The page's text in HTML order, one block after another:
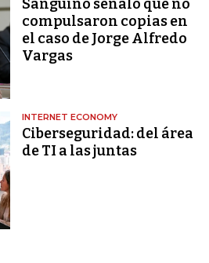
Sanguino señaló que no
compulsaron copias en
el caso de Jorge Alfredo
Vargas
INTERNET ECONOMY
Ciberseguridad: del área
de TI a las juntas